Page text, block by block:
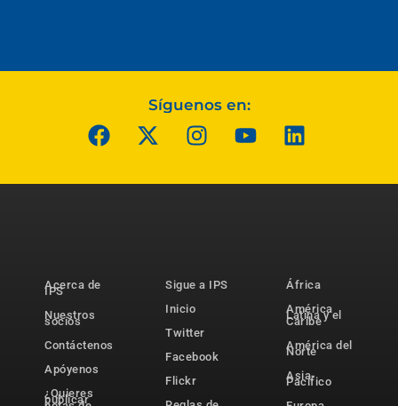
Síguenos en:
Acerca de
IPS
Nuestros
socios
Contáctenos
Apóyenos
¿Quieres
publicar
Sigue a IPS
Inicio
Twitter
Facebook
Flickr
África
América
Latina y el
Caribe
América del
Norte
Asia-
Pacífico